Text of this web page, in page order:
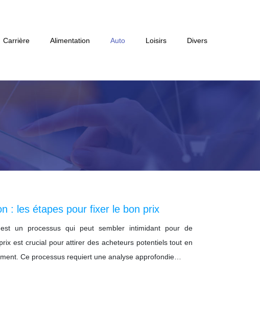
Carrière Alimentation Auto Loisirs Divers
: les étapes pour fixer le bon prix
est un processus qui peut sembler intimidant pour de
est crucial pour attirer des acheteurs potentiels tout en
Ce processus requiert une analyse approfondie…